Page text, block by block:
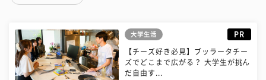
大学生活 PR
【チーズ好き必見】ブッラータチー
ズでどこまで広がる？ 大学生が挑ん
だ自由す...